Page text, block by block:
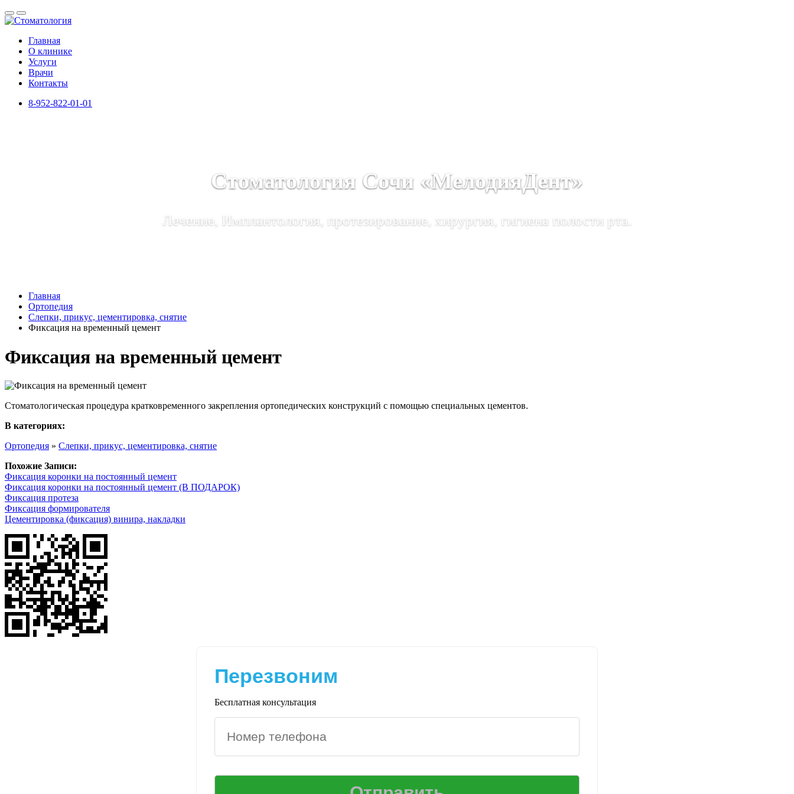
Главная
О клинике
Услуги
Врачи
Контакты
8-952-822-01-01
Стоматология Сочи «МелодияДент»
Лечение, Имплантология, протезирование, хирургия, гигиена полости рта.
Главная
Ортопедия
Слепки, прикус, цементировка, снятие
Фиксация на временный цемент
Фиксация на временный цемент
Стоматологическая процедура кратковременного закрепления ортопедических конструкций с помощью специальных цементов.
В категориях:
Ортопедия » Слепки, прикус, цементировка, снятие
Похожие Записи:
Фиксация коронки на постоянный цемент
Фиксация коронки на постоянный цемент (В ПОДАРОК)
Фиксация протеза
Фиксация формирователя
Цементировка (фиксация) винира, накладки
Перезвоним
Бесплатная консультация